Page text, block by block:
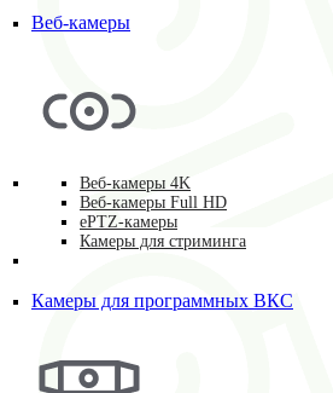
Веб-камеры
Веб-камеры 4K
Веб-камеры Full HD
ePTZ-камеры
Камеры для стриминга
Камеры для программных ВКС